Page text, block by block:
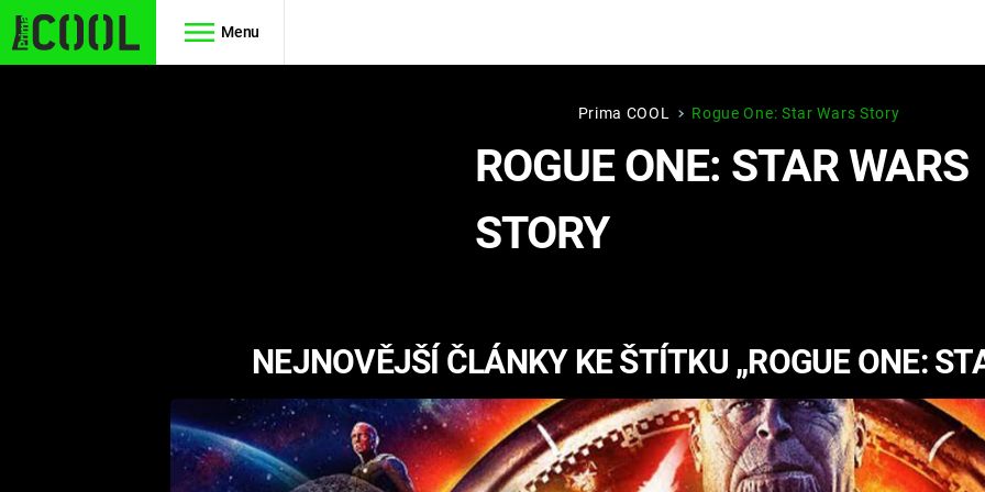
Menu
FUTURAMA
PREDÁTOR
Hry
DELIVERANCE
ESPORT
Zábava
CHUCK
NORRIS
Prima COOL Rogue One: Star Wars Story
ROGUE ONE: STAR WARS
STORY
NEJNOVĚJŠÍ ČLÁNKY KE ŠTÍTKU „ROGUE ONE: